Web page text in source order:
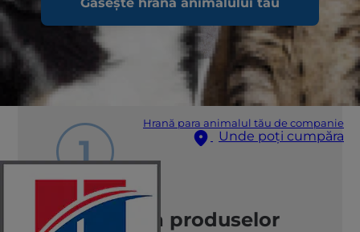
Hrană para animalul tău de companie
Unde poți cumpăra
Dezvoltarea produselor